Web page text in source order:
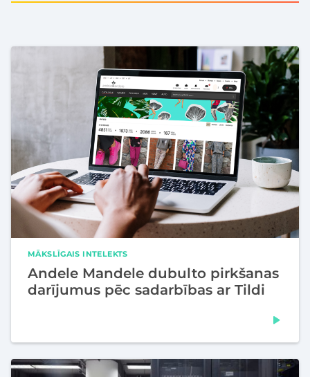
MĀKSLĪGAIS INTELEKTS
Andele Mandele dubulto pirkšanas
darījumus pēc sadarbības ar Tildi